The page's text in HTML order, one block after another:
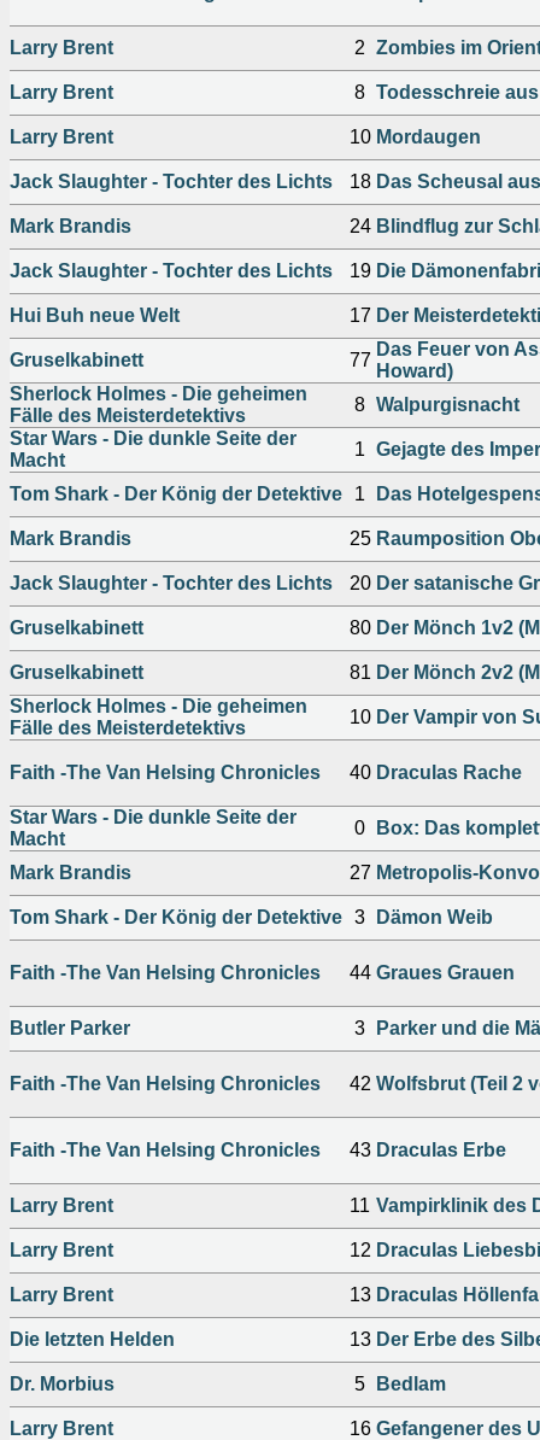
Larry Brent 2 Zombies im
Larry Brent 8 Todesschreie
Larry Brent 10 Mordaugen
Jack Slaughter - Tochter des Lichts 18 Das Scheusal
Mark Brandis 24 Blindflug zur
Jack Slaughter - Tochter des Lichts 19 Die
Hui Buh neue Welt 17 Der
Gruselkabinett 77
Das Feuer von
Howard)
Sherlock Holmes - Die geheimen
Fälle des Meisterdetektivs
8 Walpurgisnacht
Star Wars - Die dunkle Seite der
Macht
1 Gejagte des
Tom Shark - Der König der Detektive 1 Das
Mark Brandis 25 Raumposition
Jack Slaughter - Tochter des Lichts 20 Der satanische
Gruselkabinett 80 Der Mönch 1v2
Gruselkabinett 81 Der Mönch 2v2
Sherlock Holmes - Die geheimen
Fälle des Meisterdetektivs
10 Der Vampir von
Faith -The Van Helsing Chronicles 40 Draculas Rache
Star Wars - Die dunkle Seite der
Macht
0 Box: Das
Mark Brandis 27 Metropolis-
Tom Shark - Der König der Detektive 3 Dämon Weib
Faith -The Van Helsing Chronicles 44 Graues Grauen
Butler Parker 3 Parker und die
Faith -The Van Helsing Chronicles 42 Wolfsbrut (Teil 2
Faith -The Van Helsing Chronicles 43 Draculas Erbe
Larry Brent 11 Vampirklinik des
Larry Brent 12 Draculas
Larry Brent 13 Draculas
Die letzten Helden 13 Der Erbe des
Dr. Morbius 5 Bedlam
Larry Brent 16 Gefangener des